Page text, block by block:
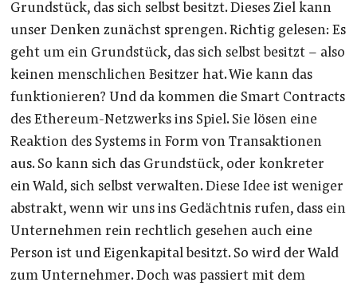
Grundstück, das sich selbst besitzt. Dieses Ziel kann
unser Denken zunächst sprengen. Richtig gelesen: Es
geht um ein Grundstück, das sich selbst besitzt – also
keinen menschlichen Besitzer hat. Wie kann das
funktionieren? Und da kommen die Smart Contracts
des Ethereum-Netzwerks ins Spiel. Sie lösen eine
Reaktion des Systems in Form von Transaktionen
aus. So kann sich das Grundstück, oder konkreter
ein Wald, sich selbst verwalten. Diese Idee ist weniger
abstrakt, wenn wir uns ins Gedächtnis rufen, dass ein
Unternehmen rein rechtlich gesehen auch eine
Person ist und Eigenkapital besitzt. So wird der Wald
zum Unternehmer. Doch was passiert mit dem